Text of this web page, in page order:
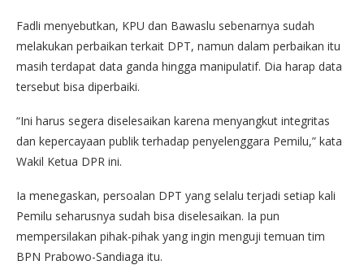
Fadli menyebutkan, KPU dan Bawaslu sebenarnya sudah
melakukan perbaikan terkait DPT, namun dalam perbaikan itu
masih terdapat data ganda hingga manipulatif. Dia harap data
tersebut bisa diperbaiki.
“Ini harus segera diselesaikan karena menyangkut integritas
dan kepercayaan publik terhadap penyelenggara Pemilu,” kata
Wakil Ketua DPR ini.
Ia menegaskan, persoalan DPT yang selalu terjadi setiap kali
Pemilu seharusnya sudah bisa diselesaikan. Ia pun
mempersilakan pihak-pihak yang ingin menguji temuan tim
BPN Prabowo-Sandiaga itu.